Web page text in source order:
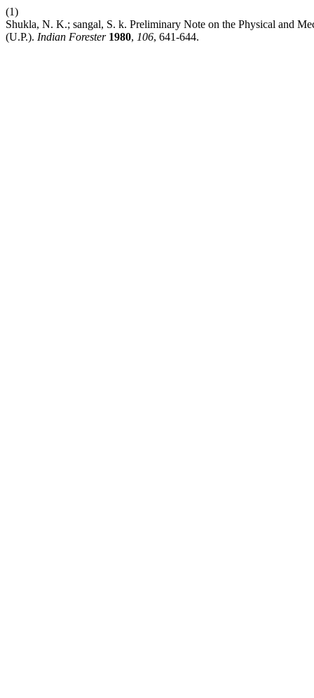
(1)
Shukla, N. K.; sangal, S. k. Preliminary Note on the Physical and
(U.P.). Indian Forester 1980, 106, 641-644.